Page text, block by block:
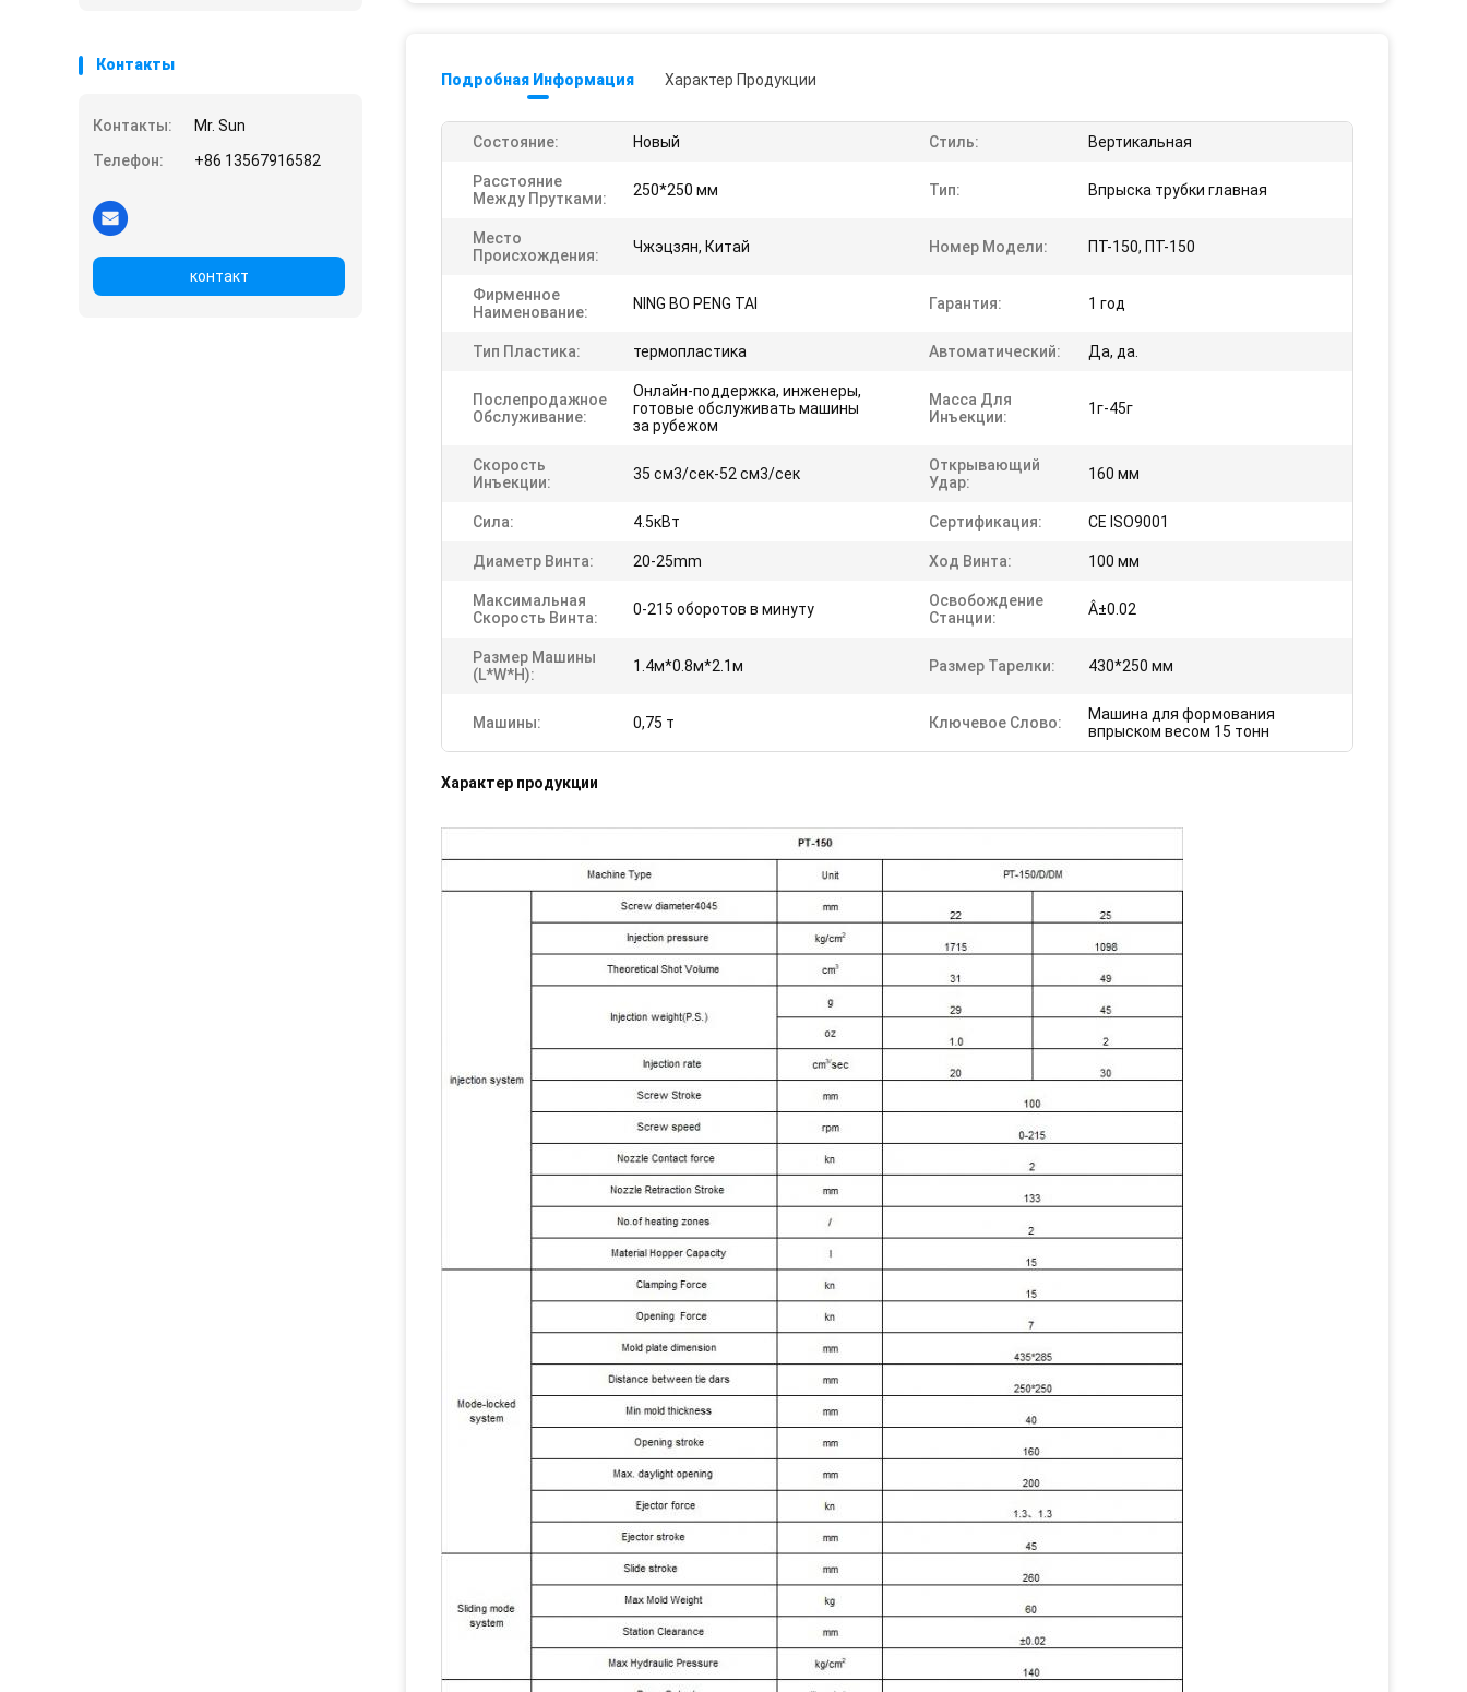
Контакты
Контакты:
Mr. Sun
Телефон:
+86 13567916582
контакт
Подробная Информация Характер Продукции
Состояние: Новый Стиль: Вертикальная
Расстояние
Между Прутками:
250*250 мм Тип: Впрыска трубки главная
Место
Происхождения:
Чжэцзян, Китай Номер Модели: ПТ-150, ПТ-150
Фирменное
Наименование:
NING BO PENG TAI Гарантия: 1 год
Тип Пластика: термопластика Автоматический: Да, да.
Послепродажное
Обслуживание:
Онлайн-поддержка, инженеры,
готовые обслуживать машины
за рубежом
Масса Для
Инъекции:
1г-45г
Скорость
Инъекции:
35 см3/сек-52 см3/сек
Открывающий
Удар:
160 мм
Сила: 4.5кВт Сертификация: CE ISO9001
Диаметр Винта: 20-25mm Ход Винта: 100 мм
Максимальная
Скорость Винта:
0-215 оборотов в минуту
Освобождение
Станции:
Â±0.02
Размер Машины
(L*W*H):
1.4м*0.8м*2.1м Размер Тарелки: 430*250 мм
Машины: 0,75 т Ключевое Слово:
Машина для формования
впрыском весом 15 тонн
Характер продукции